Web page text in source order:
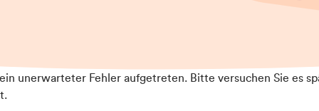
ein unerwarteter Fehler aufgetreten. Bitte versuchen Sie es